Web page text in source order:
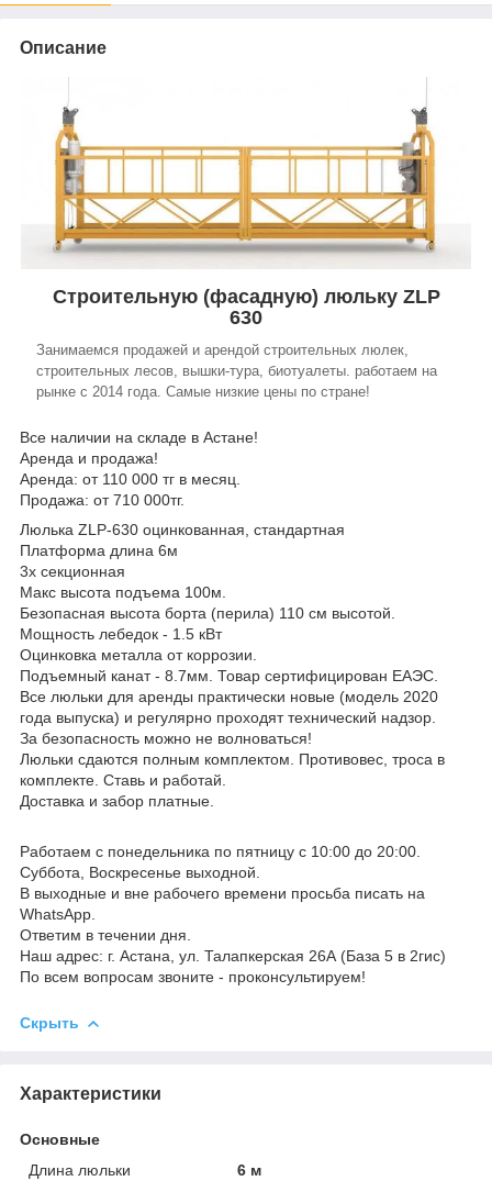
Описание
Строительную (фасадную) люльку ZLP
630
Занимаемся продажей и арендой строительных люлек,
строительных лесов, вышки-тура, биотуалеты. работаем на
рынке с 2014 года. Самые низкие цены по стране!
Все наличии на складе в Астане!
Аренда и продажа!
Аренда: от 110 000 тг в месяц.
Продажа: от 710 000тг.
Люлька ZLP-630 оцинкованная, стандартная
Платформа длина 6м
3х секционная
Макс высота подъема 100м.
Безопасная высота борта (перила) 110 см высотой.
Мощность лебедок - 1.5 кВт
Оцинковка металла от коррозии.
Подъемный канат - 8.7мм. Товар сертифицирован ЕАЭС.
Все люльки для аренды практически новые (модель 2020
года выпуска) и регулярно проходят технический надзор.
За безопасность можно не волноваться!
Люльки сдаются полным комплектом. Противовес, троса в
комплекте. Ставь и работай.
Доставка и забор платные.
Работаем с понедельника по пятницу с 10:00 до 20:00.
Суббота, Воскресенье выходной.
В выходные и вне рабочего времени просьба писать на
WhatsApp.
Ответим в течении дня.
Наш адрес: г. Астана, ул. Талапкерская 26А (База 5 в 2гис)
По всем вопросам звоните - проконсультируем!
Скрыть
Характеристики
Основные
Длина люльки
6 м